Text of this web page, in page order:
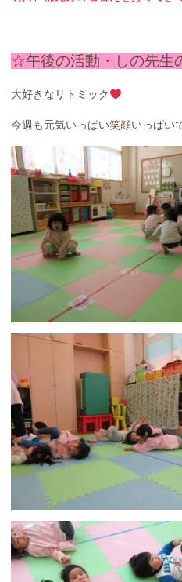
☆午後の活動・しの先生
大好きなリトミック
今週も元気いっぱい笑顔いっぱい